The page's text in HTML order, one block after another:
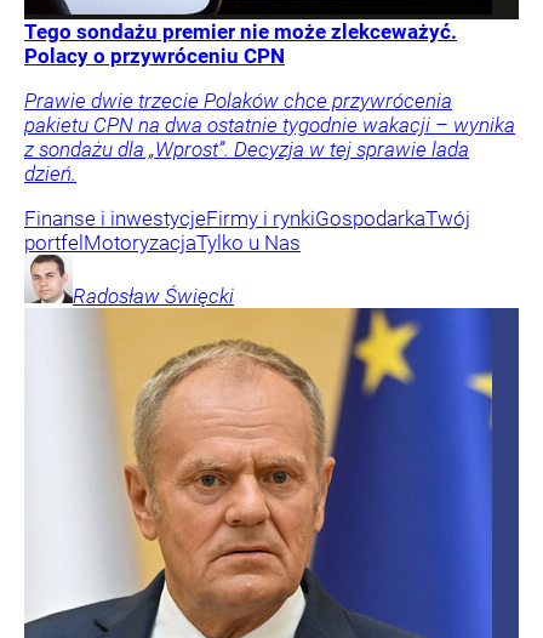
Tego sondażu premier nie może zlekceważyć.
Polacy o przywróceniu CPN
Prawie dwie trzecie Polaków chce przywrócenia
pakietu CPN na dwa ostatnie tygodnie wakacji – wynika
z sondażu dla „Wprost”. Decyzja w tej sprawie lada
dzień.
Finanse i inwestycjeFirmy i rynkiGospodarkaTwój
portfelMotoryzacjaTylko u Nas
Radosław Święcki